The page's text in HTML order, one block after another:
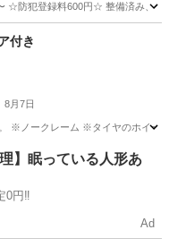
☆防犯登録料600円☆ 整備済み、
自転車
付き
8月7日
ノークレーム ※タイヤのホイール
】眠っている人形あ
0円‼️
Ad